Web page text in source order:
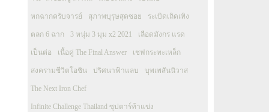
หกฉากครับจารย์ สุภาพบุรุษสุดซอย ระเบิดเถิดเทิง
ตลก 6 ฉาก 3 หนุ่ม 3 มุม x2 2021 เลือดมังกร แรด
เป็นต่อ เนื้อคู่ The Final Answer เชฟกระทะเหล็ก
สงครามชีวิตโอชิน ปริศนาฟ้าแลบ บุพเพสันนิวาส
The Next Iron Chef
Infinite Challenge Thailand ซุปตาร์ท้าแข่ง